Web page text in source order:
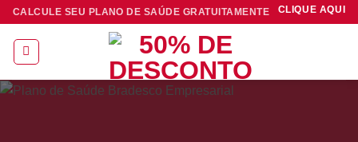
Skip
content
CALCULE SEU PLANO DE SAÚDE GRATUITAMENTE CLIQUE AQUI